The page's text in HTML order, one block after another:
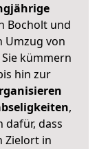
Bocholt und
Umzug von
kümmern
hin zur
,
dafür, dass
Zielort in